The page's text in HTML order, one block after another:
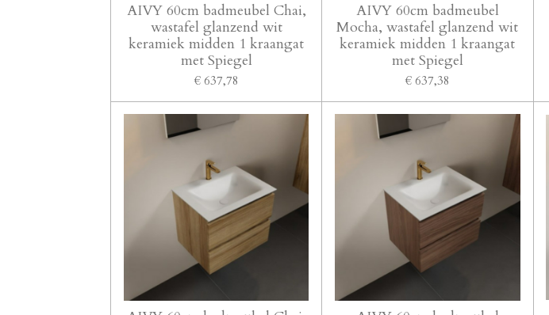
AIVY 60cm badmeubel Chai,
wastafel glanzend wit
keramiek midden 1 kraangat
met Spiegel
€ 637,78
AIVY 60cm badmeubel
Mocha, wastafel glanzend wit
keramiek midden 1 kraangat
met Spiegel
€ 637,38